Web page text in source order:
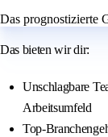
Das prognostizierte
Das bieten wir dir:
Unschlagbare
Arbeitsumfeld
Top-